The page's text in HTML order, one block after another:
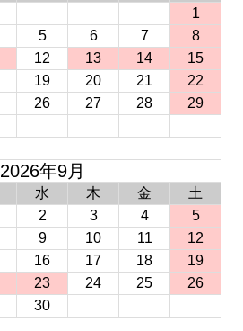
1
5 6 7
8
12 13 14
15
19 20 21
22
26 27 28
29
2026年9月
水 木 金
土
2 3 4
5
9 10 11
12
16 17 18
19
23 24 25
26
30